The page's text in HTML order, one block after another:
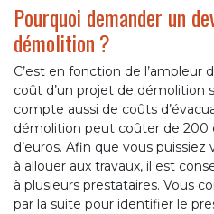
Pourquoi demander un
démolition ?
C’est en fonction de l’ampleur
coût d’un projet de démolition
compte aussi de coûts
démolition peut coûter de 200
d’euros. Afin que vous
à allouer aux travaux, il est
à plusieurs prestataires. Vous
par la suite pour identifier le